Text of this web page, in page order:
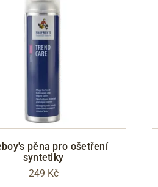
pěna pro ošetření
syntetiky
249 Kč